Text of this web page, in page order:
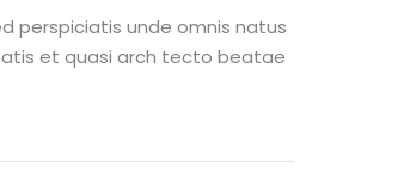
perspiciatis unde omnis natus
et quasi arch tecto beatae